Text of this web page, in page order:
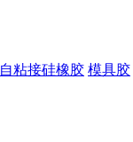
自粘接硅橡胶 模具胶